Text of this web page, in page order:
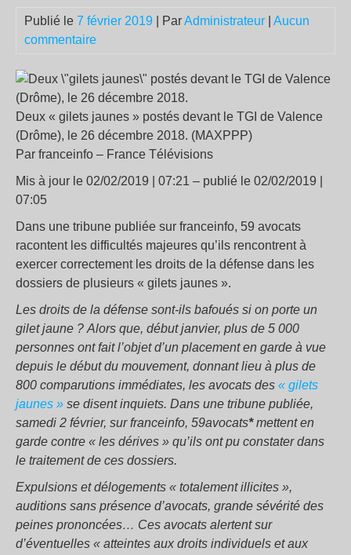
Publié le 7 février 2019 | ParAdministrateur
Aucun
commentaire
Deux « gilets jaunes » postés devant le TGI de Valence
(Drôme), le 26 décembre 2018. (MAXPPP)
Par franceinfo – France Télévisions
Mis à jour le 02/02/2019 | 07:21 – publié le 02/02/2019 |
07:05
Dans une tribune publiée sur franceinfo, 59 avocats
racontent les difficultés majeures qu’ils rencontrent à
exercer correctement les droits de la défense dans les
dossiers de plusieurs « gilets jaunes ».
Les droits de la défense sont-ils bafoués si on porte un
gilet jaune ? Alors que, début janvier, plus de 5 000
personnes ont fait l’objet d’un placement en garde à vue
depuis le début du mouvement, donnant lieu à plus de
800 comparutions immédiates, les avocats des « gilets
jaunes » se disent inquiets. Dans une tribune publiée,
samedi 2 février, sur franceinfo, 59avocats*mettent en
garde contre « les dérives » qu’ils ont pu constater dans
le traitement de ces dossiers.
Expulsions et délogements « totalement illicites »,
auditions sans présence d’avocats, grande sévérité des
peines prononcées… Ces avocats alertent sur
d’éventuelles « atteintes aux droits individuels et aux